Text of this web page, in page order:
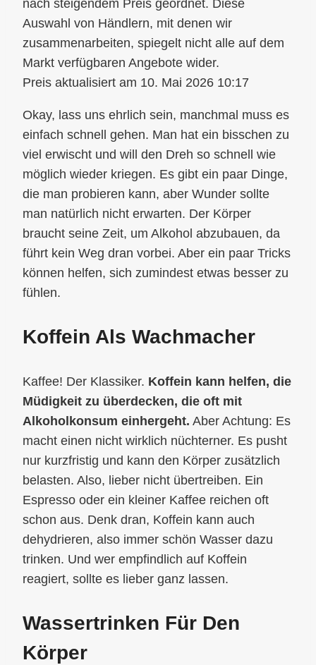
10. Mai 2026 10:17
Okay, lass uns ehrlich sein, manchmal muss es
einfach schnell gehen. Man hat ein bisschen zu
viel erwischt und will den Dreh so schnell wie
möglich wieder kriegen. Es gibt ein paar Dinge,
die man probieren kann, aber Wunder sollte
man natürlich nicht erwarten. Der Körper
braucht seine Zeit, um Alkohol abzubauen, da
führt kein Weg dran vorbei. Aber ein paar Tricks
können helfen, sich zumindest etwas besser zu
fühlen.
Koffein Als Wachmacher
Kaffee! Der Klassiker. Koffein kann helfen, die
Müdigkeit zu überdecken, die oft mit
Alkoholkonsum einhergeht. Aber Achtung: Es
macht einen nicht wirklich nüchterner. Es pusht
nur kurzfristig und kann den Körper zusätzlich
belasten. Also, lieber nicht übertreiben. Ein
Espresso oder ein kleiner Kaffee reichen oft
schon aus. Denk dran, Koffein kann auch
dehydrieren, also immer schön Wasser dazu
trinken. Und wer empfindlich auf Koffein
reagiert, sollte es lieber ganz lassen.
Wassertrinken Für Den
Körper